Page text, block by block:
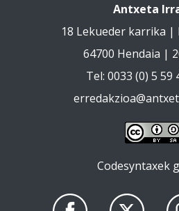
Antxeta
18 Lekueder karrika |
64700 Hendaia |
Tel: 0033 (0) 5 59
Codesyntaxek